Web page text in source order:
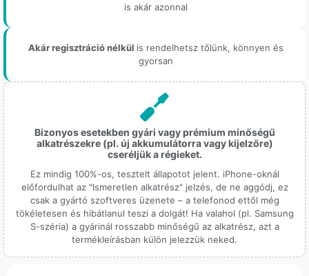
is akár azonnal
Akár regisztráció nélkül is rendelhetsz tőlünk, könnyen és
gyorsan
Bizonyos esetekben gyári vagy prémium minőségű
alkatrészekre (pl. új akkumulátorra vagy kijelzőre)
cseréljük a régieket.
Ez mindig 100%-os, tesztelt állapotot jelent. iPhone-oknál
előfordulhat az "Ismeretlen alkatrész" jelzés, de ne aggódj, ez
csak a gyártó szoftveres üzenete – a telefonod ettől még
tökéletesen és hibátlanul teszi a dolgát! Ha valahol (pl. Samsung
S-széria) a gyárinál rosszabb minőségű az alkatrész, azt a
termékleírásban külön jelezzük neked.